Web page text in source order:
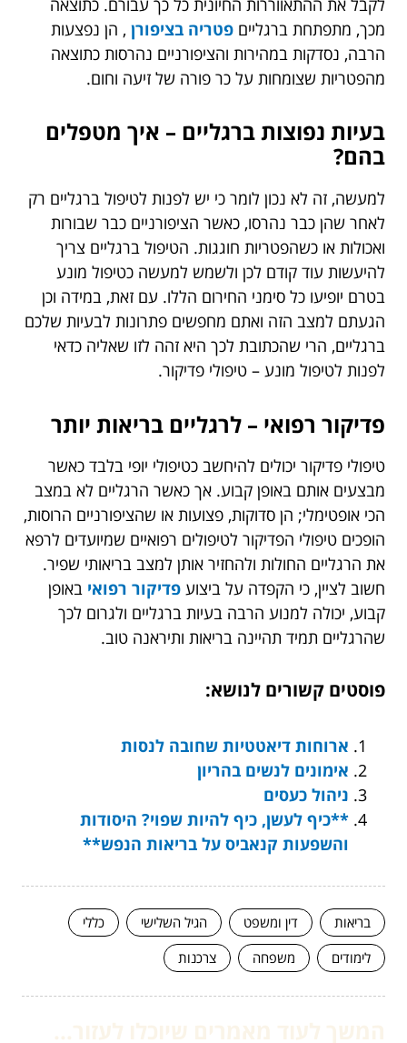
מכך, מתפתחת ברגליים פטריה בציפורן , הן נפצעות
הרבה, נסדקות במהירות והציפורניים נהרסות כתוצאה
מהפטריות שצומחות על כר פורה של זיעה וחום.
בעיות נפוצות ברגליים – איך מטפלים
בהם?
למעשה, זה לא נכון לומר כי יש לפנות לטיפול ברגליים רק
לאחר שהן כבר נהרסו, כאשר הציפורניים כבר שבורות
ואכולות או כשהפטריות חוגגות. הטיפול ברגליים צריך
להיעשות עוד קודם לכן ולשמש למעשה כטיפול מונע
בטרם יופיעו כל סימני החירום הללו. עם זאת, במידה וכן
הגעתם למצב הזה ואתם מחפשים פתרונות לבעיות שלכם
ברגליים, הרי שהכתובת לכך היא זהה לזו שאליה כדאי
לפנות לטיפול מונע – טיפולי פדיקור.
פדיקור רפואי – לרגליים בריאות יותר
טיפולי פדיקור יכולים להיחשב כטיפולי יופי בלבד כאשר
מבצעים אותם באופן קבוע. אך כאשר הרגליים לא במצב
הכי אופטימלי; הן סדוקות, פצועות או שהציפורניים הרוסות,
הופכים טיפולי הפדיקור לטיפולים רפואיים שמיועדים לרפא
את הרגליים החולות ולהחזיר אותן למצב בריאותי שפיר.
חשוב לציין, כי הקפדה על ביצוע פדיקור רפואי באופן
קבוע, יכולה למנוע הרבה בעיות ברגליים ולגרום לכך
שהרגליים תמיד תהיינה בריאות ותיראנה טוב.
פוסטים קשורים לנושא:
ארוחות דיאטטיות שחובה לנסות
אימונים לנשים בהריון
ניהול כעסים
**כיף לעשן, כיף להיות שפוי? היסודות
והשפעות קנאביס על בריאות הנפש**
בריאות דין ומשפט הגיל השלישי
כללי
לימודים
משפחה צרכנות